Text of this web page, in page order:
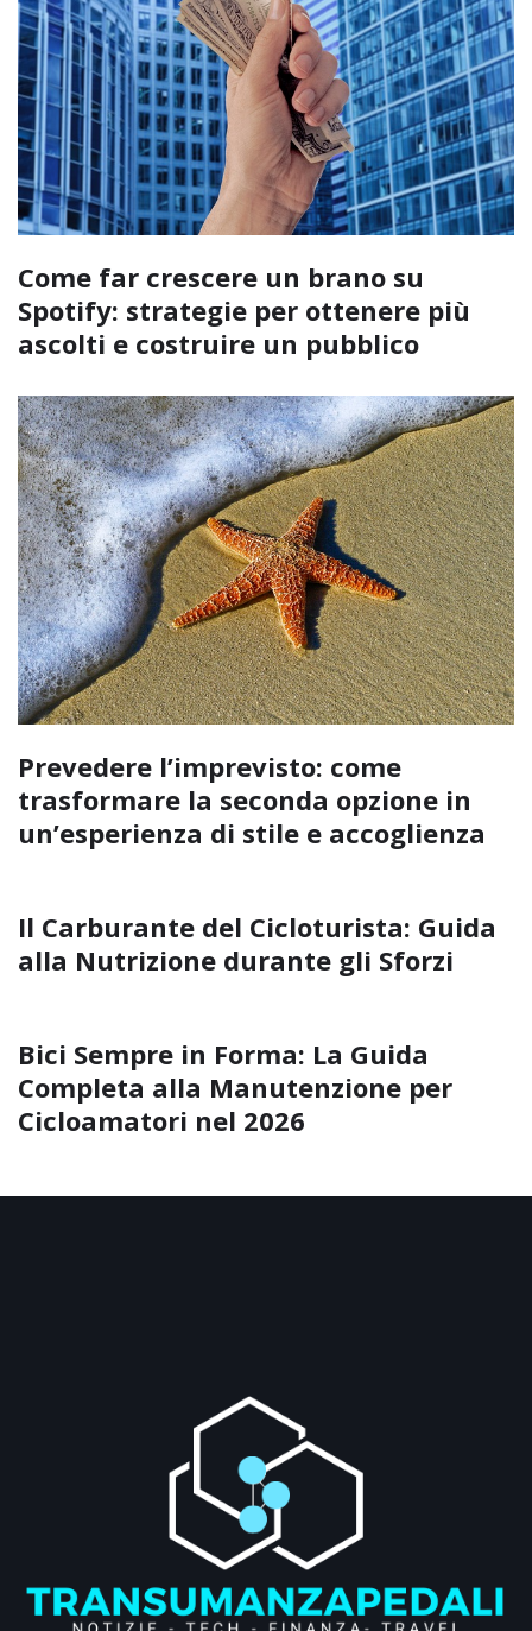
Come far crescere un brano su
Spotify: strategie per ottenere più
ascolti e costruire un pubblico
Prevedere l’imprevisto: come
trasformare la seconda opzione in
un’esperienza di stile e accoglienza
Il Carburante del Cicloturista: Guida
alla Nutrizione durante gli Sforzi
Bici Sempre in Forma: La Guida
Completa alla Manutenzione per
Cicloamatori nel 2026